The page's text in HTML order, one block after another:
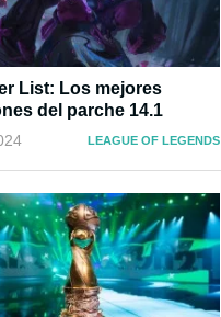
List: Los mejores
del parche 14.1
LEAGUE OF LEGENDS